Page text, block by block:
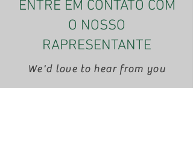
ENTRE EM CONTATO COM
O NOSSO
RAPRESENTANTE
We'd love to hear from you